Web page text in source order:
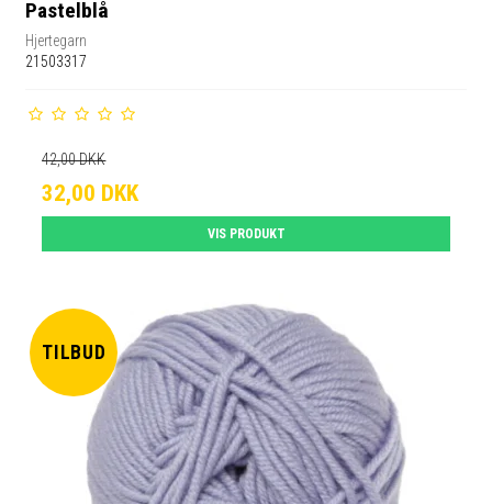
Pastelblå
Hjertegarn
21503317
42,00 DKK
32,00 DKK
VIS PRODUKT
TILBUD